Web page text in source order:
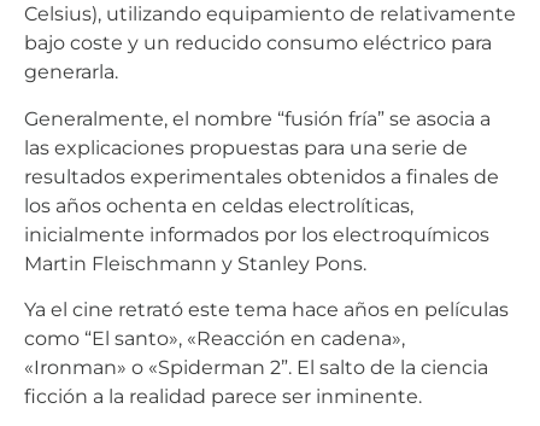
Celsius), utilizando equipamiento de relativamente
bajo coste y un reducido consumo eléctrico para
generarla.
Generalmente, el nombre “fusión fría” se asocia a
las explicaciones propuestas para una serie de
resultados experimentales obtenidos a finales de
los años ochenta en celdas electrolíticas,
inicialmente informados por los electroquímicos
Martin Fleischmann y Stanley Pons.
Ya el cine retrató este tema hace años en películas
como “El santo», «Reacción en cadena»,
«Ironman» o «Spiderman 2”. El salto de la ciencia
ficción a la realidad parece ser inminente.